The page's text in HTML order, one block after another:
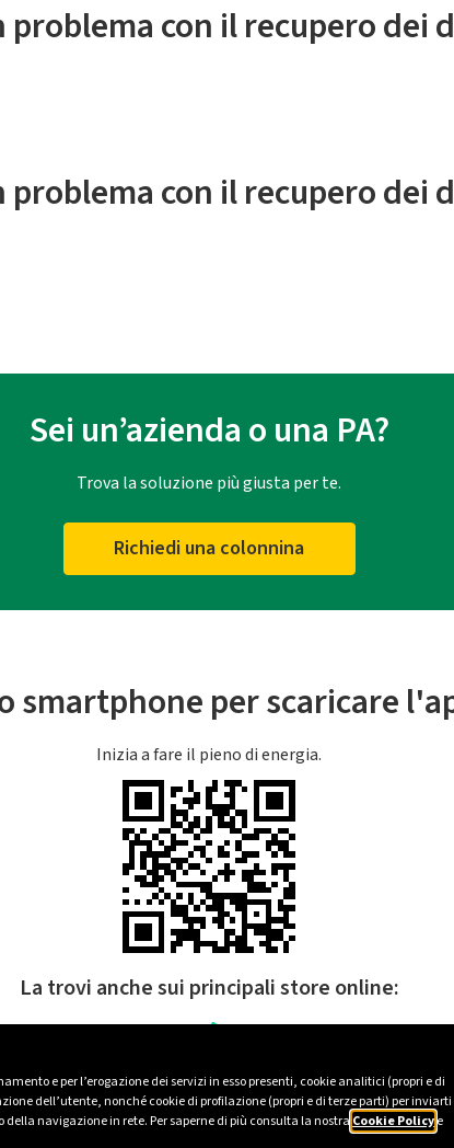
e per l’erogazione dei servizi in esso presenti, cookie analitici (propri e di
dell’utente, nonché cookie di profilazione (propri e di terze parti) per inviarti
navigazione in rete. Per saperne di più consulta la nostra Cookie Policye
problema con il recupero dei
problema con il recupero dei
Sei un’azienda o una PA?
Trova la soluzione più giusta per te.
Richiedi una colonnina
smartphone per scaricare
Inizia a fare il pieno di energia.
La trovi anche sui principali store online: